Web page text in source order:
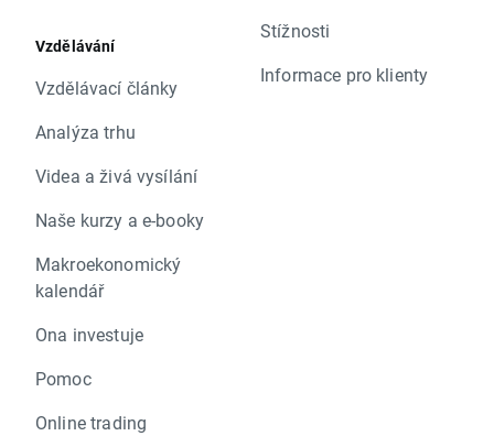
Vzdělávání
Vzdělávací články
Analýza trhu
Videa a živá vysílání
Naše kurzy a e-booky
Makroekonomický
kalendář
Ona investuje
Pomoc
Online trading
Stížnosti
Informace pro klienty